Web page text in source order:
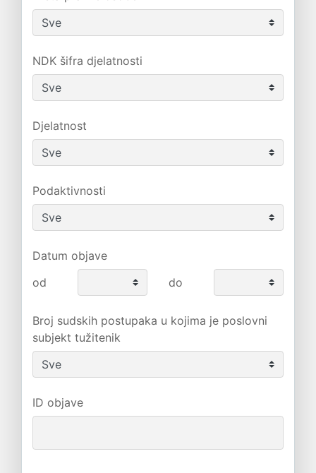
NDK šifra djelatnosti
Djelatnost
Podaktivnosti
Datum objave
od
do
Broj sudskih postupaka u kojima je poslovni
subjekt tužitenik
ID objave